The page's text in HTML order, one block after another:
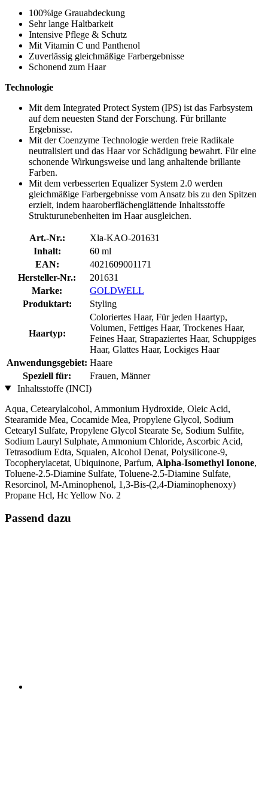
100%ige Grauabdeckung
Sehr lange Haltbarkeit
Intensive Pflege & Schutz
Mit Vitamin C und Panthenol
Zuverlässig gleichmäßige Farbergebnisse
Schonend zum Haar
Technologie
Mit dem Integrated Protect System (IPS) ist das Farbsystem
auf dem neuesten Stand der Forschung. Für brillante
Ergebnisse.
Mit der Coenzyme Technologie werden freie Radikale
neutralisiert und das Haar vor Schädigung bewahrt. Für eine
schonende Wirkungsweise und lang anhaltende brillante
Farben.
Mit dem verbesserten Equalizer System 2.0 werden
gleichmäßige Farbergebnisse vom Ansatz bis zu den Spitzen
erzielt, indem haaroberflächenglättende Inhaltsstoffe
Strukturunebenheiten im Haar ausgleichen.
Art.-Nr.:
Xla-KAO-201631
Inhalt:
60 ml
EAN:
4021609001171
Hersteller-Nr.:
201631
Marke:
GOLDWELL
Produktart:
Styling
Haartyp:
Coloriertes Haar, Für jeden Haartyp,
Volumen, Fettiges Haar, Trockenes Haar,
Feines Haar, Strapaziertes Haar, Schuppiges
Haar, Glattes Haar, Lockiges Haar
Anwendungsgebiet: Haare
Speziell für:
Frauen, Männer
Inhaltsstoffe (INCI)
Aqua, Cetearylalcohol, Ammonium Hydroxide, Oleic Acid,
Stearamide Mea, Cocamide Mea, Propylene Glycol, Sodium
Cetearyl Sulfate, Propylene Glycol Stearate Se, Sodium Sulfite,
Sodium Lauryl Sulphate, Ammonium Chloride, Ascorbic Acid,
Tetrasodium Edta, Squalen, Alcohol Denat, Polysilicone-9,
Tocopherylacetat, Ubiquinone, Parfum, Alpha-Isomethyl Ionone,
Toluene-2.5-Diamine Sulfate, Toluene-2.5-Diamine Sulfate,
Resorcinol, M-Aminophenol, 1,3-Bis-(2,4-Diaminophenoxy)
Propane Hcl, Hc Yellow No. 2
Passend dazu